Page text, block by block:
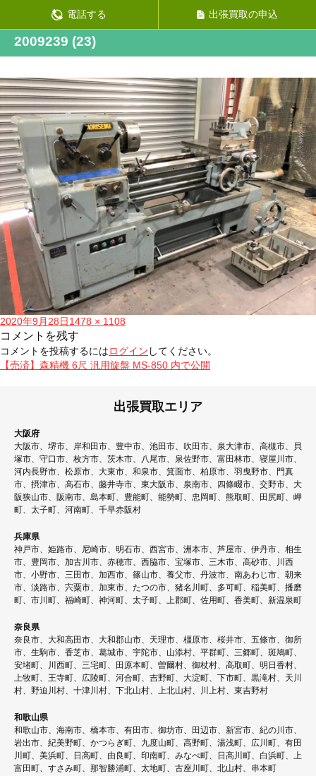
電話する 出張買取の申込
2009239 (23)
投
稿
日:
2020年9月28日フ
ル
サ
イ
1478 × 1108
コメントを残す
コメントを投稿するにはログイン してください。
投
ゲ
シ
ョ
【売済】森精機 6尺 汎用旋盤 MS-850 内で公開
出張買取エリア
大阪府
大阪市、堺市、岸和田市、豊中市、池田市、吹田市、泉大津市、高槻市、貝
塚市、守口市、枚方市、茨木市、八尾市、泉佐野市、富田林市、寝屋川市、
河内長野市、松原市、大東市、和泉市、箕面市、柏原市、羽曳野市、門真
市、摂津市、高石市、藤井寺市、東大阪市、泉南市、四條畷市、交野市、大
阪狭山市、阪南市、島本町、豊能町、能勢町、忠岡町、熊取町、田尻町、岬
町、太子町、河南町、千早赤阪村
兵庫県
神戸市、姫路市、尼崎市、明石市、西宮市、洲本市、芦屋市、伊丹市、相生
市、豊岡市、加古川市、赤穂市、西脇市、宝塚市、三木市、高砂市、川西
市、小野市、三田市、加西市、篠山市、養父市、丹波市、南あわじ市、朝来
市、淡路市、宍粟市、加東市、たつの市、猪名川町、多可町、稲美町、播磨
町、市川町、福崎町、神河町、太子町、上郡町、佐用町、香美町、新温泉町
奈良県
奈良市、大和高田市、大和郡山市、天理市、橿原市、桜井市、五條市、御所
市、生駒市、香芝市、葛城市、宇陀市、山添村、平群町、三郷町、斑鳩町、
安堵町、川西町、三宅町、田原本町、曽爾村、御杖村、高取町、明日香村、
上牧町、王寺町、広陵町、河合町、吉野町、大淀町、下市町、黒滝村、天川
村、野迫川村、十津川村、下北山村、上北山村、川上村、東吉野村
和歌山県
和歌山市、海南市、橋本市、有田市、御坊市、田辺市、新宮市、紀の川市、
岩出市、紀美野町、かつらぎ町、九度山町、高野町、湯浅町、広川町、有田
川町、美浜町、日高町、由良町、印南町、みなべ町、日高川町、白浜町、上
富田町、すさみ町、那智勝浦町、太地町、古座川町、北山村、串本町